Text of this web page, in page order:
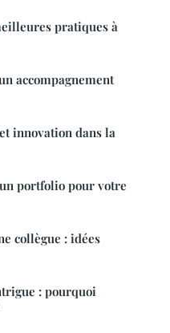
pratiques à
accompagnement
innovation dans la
portfolio pour votre
collègue : idées
: pourquoi